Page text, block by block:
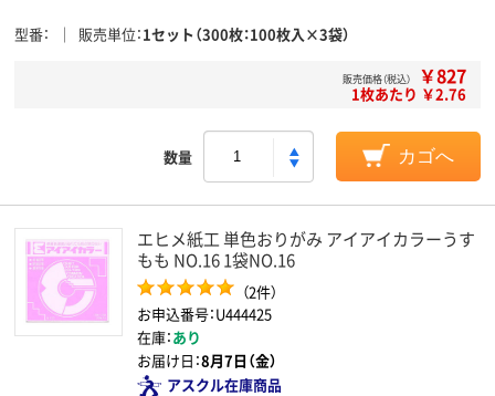
型番 販売単位 1セット（300枚：100枚入×3袋）
販売価格（税込） ￥827
1枚あたり ￥2.76
数量 カゴへ
エヒメ紙工 単色おりがみ アイアイカラーうす
もも NO.16 1袋NO.16
（2件）
お申込番号：U444425
在庫：あり
お届け日：8月7日（金）
アスクル在庫商品